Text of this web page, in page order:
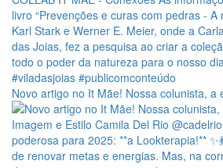
Novo artigo no It Mãe! Nossa colunista, a